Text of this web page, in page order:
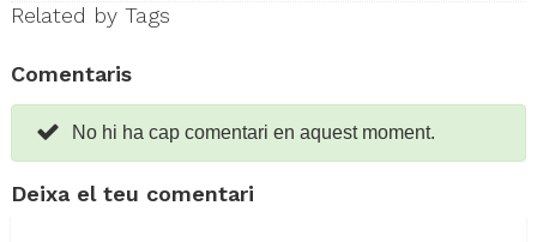
Related by Tags
Comentaris
No hi ha cap comentari en aquest moment.
Deixa el teu comentari